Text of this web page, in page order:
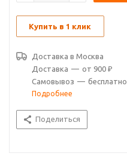
Купить в 1 клик
Доставка в Москва
Доставка — от 900 ₽
Самовывоз — бесплатно
Подробнее
Поделиться